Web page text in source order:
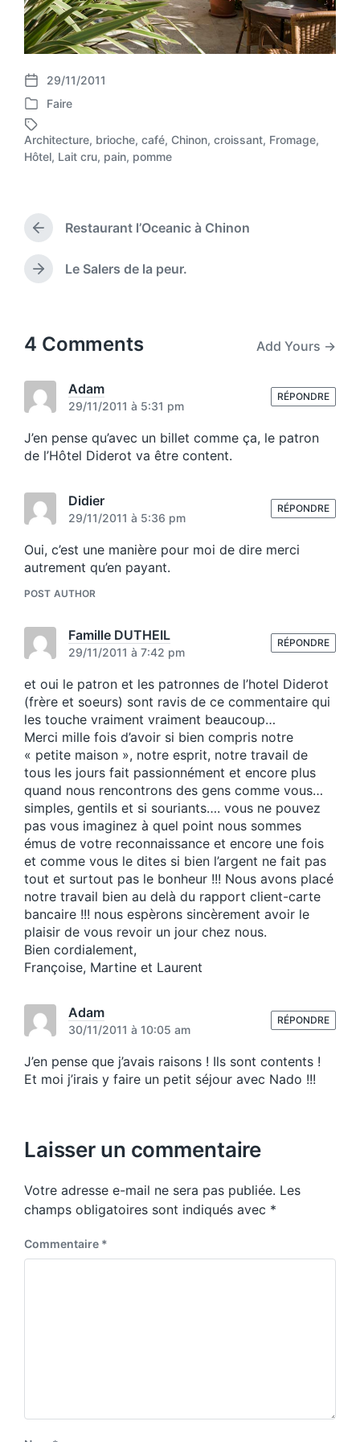
P
o
s
t
d
29/11/2011
P
o
s
t
n
Faire
T
e
d
i
Architecture, brioche, café, Chinon, croissant, Fromage,
Hôtel, Lait cru, pain, pomme
P
r
e
v
s
o
s
Restaurant l’Oceanic à Chinon
N
p
t
Le Salers de la peur.
4 Comments Add Yours →
Adam
29/11/2011 à 5:31 pm
J’en pense qu’avec un billet comme ça, le patron
de l’Hôtel Diderot va être content.
RÉPONDRE
Didier
29/11/2011 à 5:36 pm
Oui, c’est une manière pour moi de dire merci
autrement qu’en payant.
POST AUTHOR
RÉPONDRE
Famille DUTHEIL
29/11/2011 à 7:42 pm
et oui le patron et les patronnes de l’hotel Diderot
(frère et soeurs) sont ravis de ce commentaire qui
les touche vraiment vraiment beaucoup…
Merci mille fois d’avoir si bien compris notre
« petite maison », notre esprit, notre travail de
tous les jours fait passionnément et encore plus
quand nous rencontrons des gens comme vous…
simples, gentils et si souriants…. vous ne pouvez
pas vous imaginez à quel point nous sommes
émus de votre reconnaissance et encore une fois
et comme vous le dites si bien l’argent ne fait pas
tout et surtout pas le bonheur !!! Nous avons placé
notre travail bien au delà du rapport client-carte
bancaire !!! nous espèrons sincèrement avoir le
plaisir de vous revoir un jour chez nous.
Bien cordialement,
Françoise, Martine et Laurent
RÉPONDRE
Adam
30/11/2011 à 10:05 am
J’en pense que j’avais raisons ! Ils sont contents !
Et moi j’irais y faire un petit séjour avec Nado !!!
RÉPONDRE
Laisser un commentaire
Votre adresse e-mail ne sera pas publiée. Les
champs obligatoires sont indiqués avec *
Commentaire *